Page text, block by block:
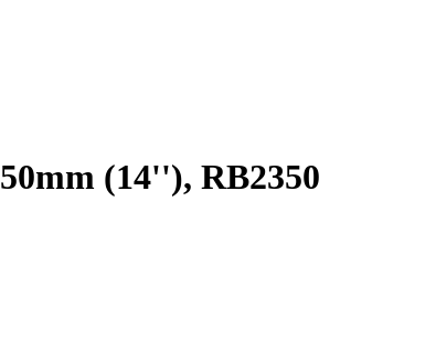
(14''), RB2350